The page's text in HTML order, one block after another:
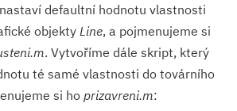
defaultní hodnotu vlastnosti
objekty Line, a pojmenujeme si
. Vytvoříme dále skript, který
té samé vlastnosti do továrního
si hoprizavreni.m: